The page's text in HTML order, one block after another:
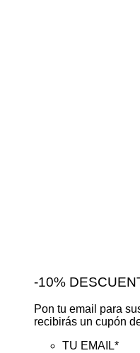
-10%
Pon tu email para
recibirás un cupón
TU EMAIL*